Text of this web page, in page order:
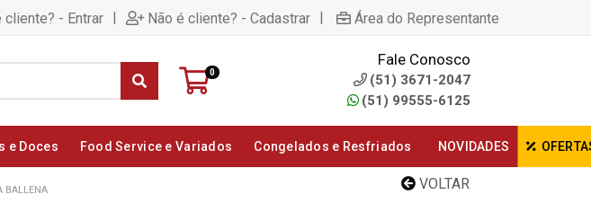
cliente? - Entrar | Não é cliente? - Cadastrar | Área do Representante
0
Fale Conosco
(51) 3671-2047
(51) 99555-6125
e Doces Food Service e Variados Congelados e Resfriados NOVIDADES
VOLTAR
BALLENA